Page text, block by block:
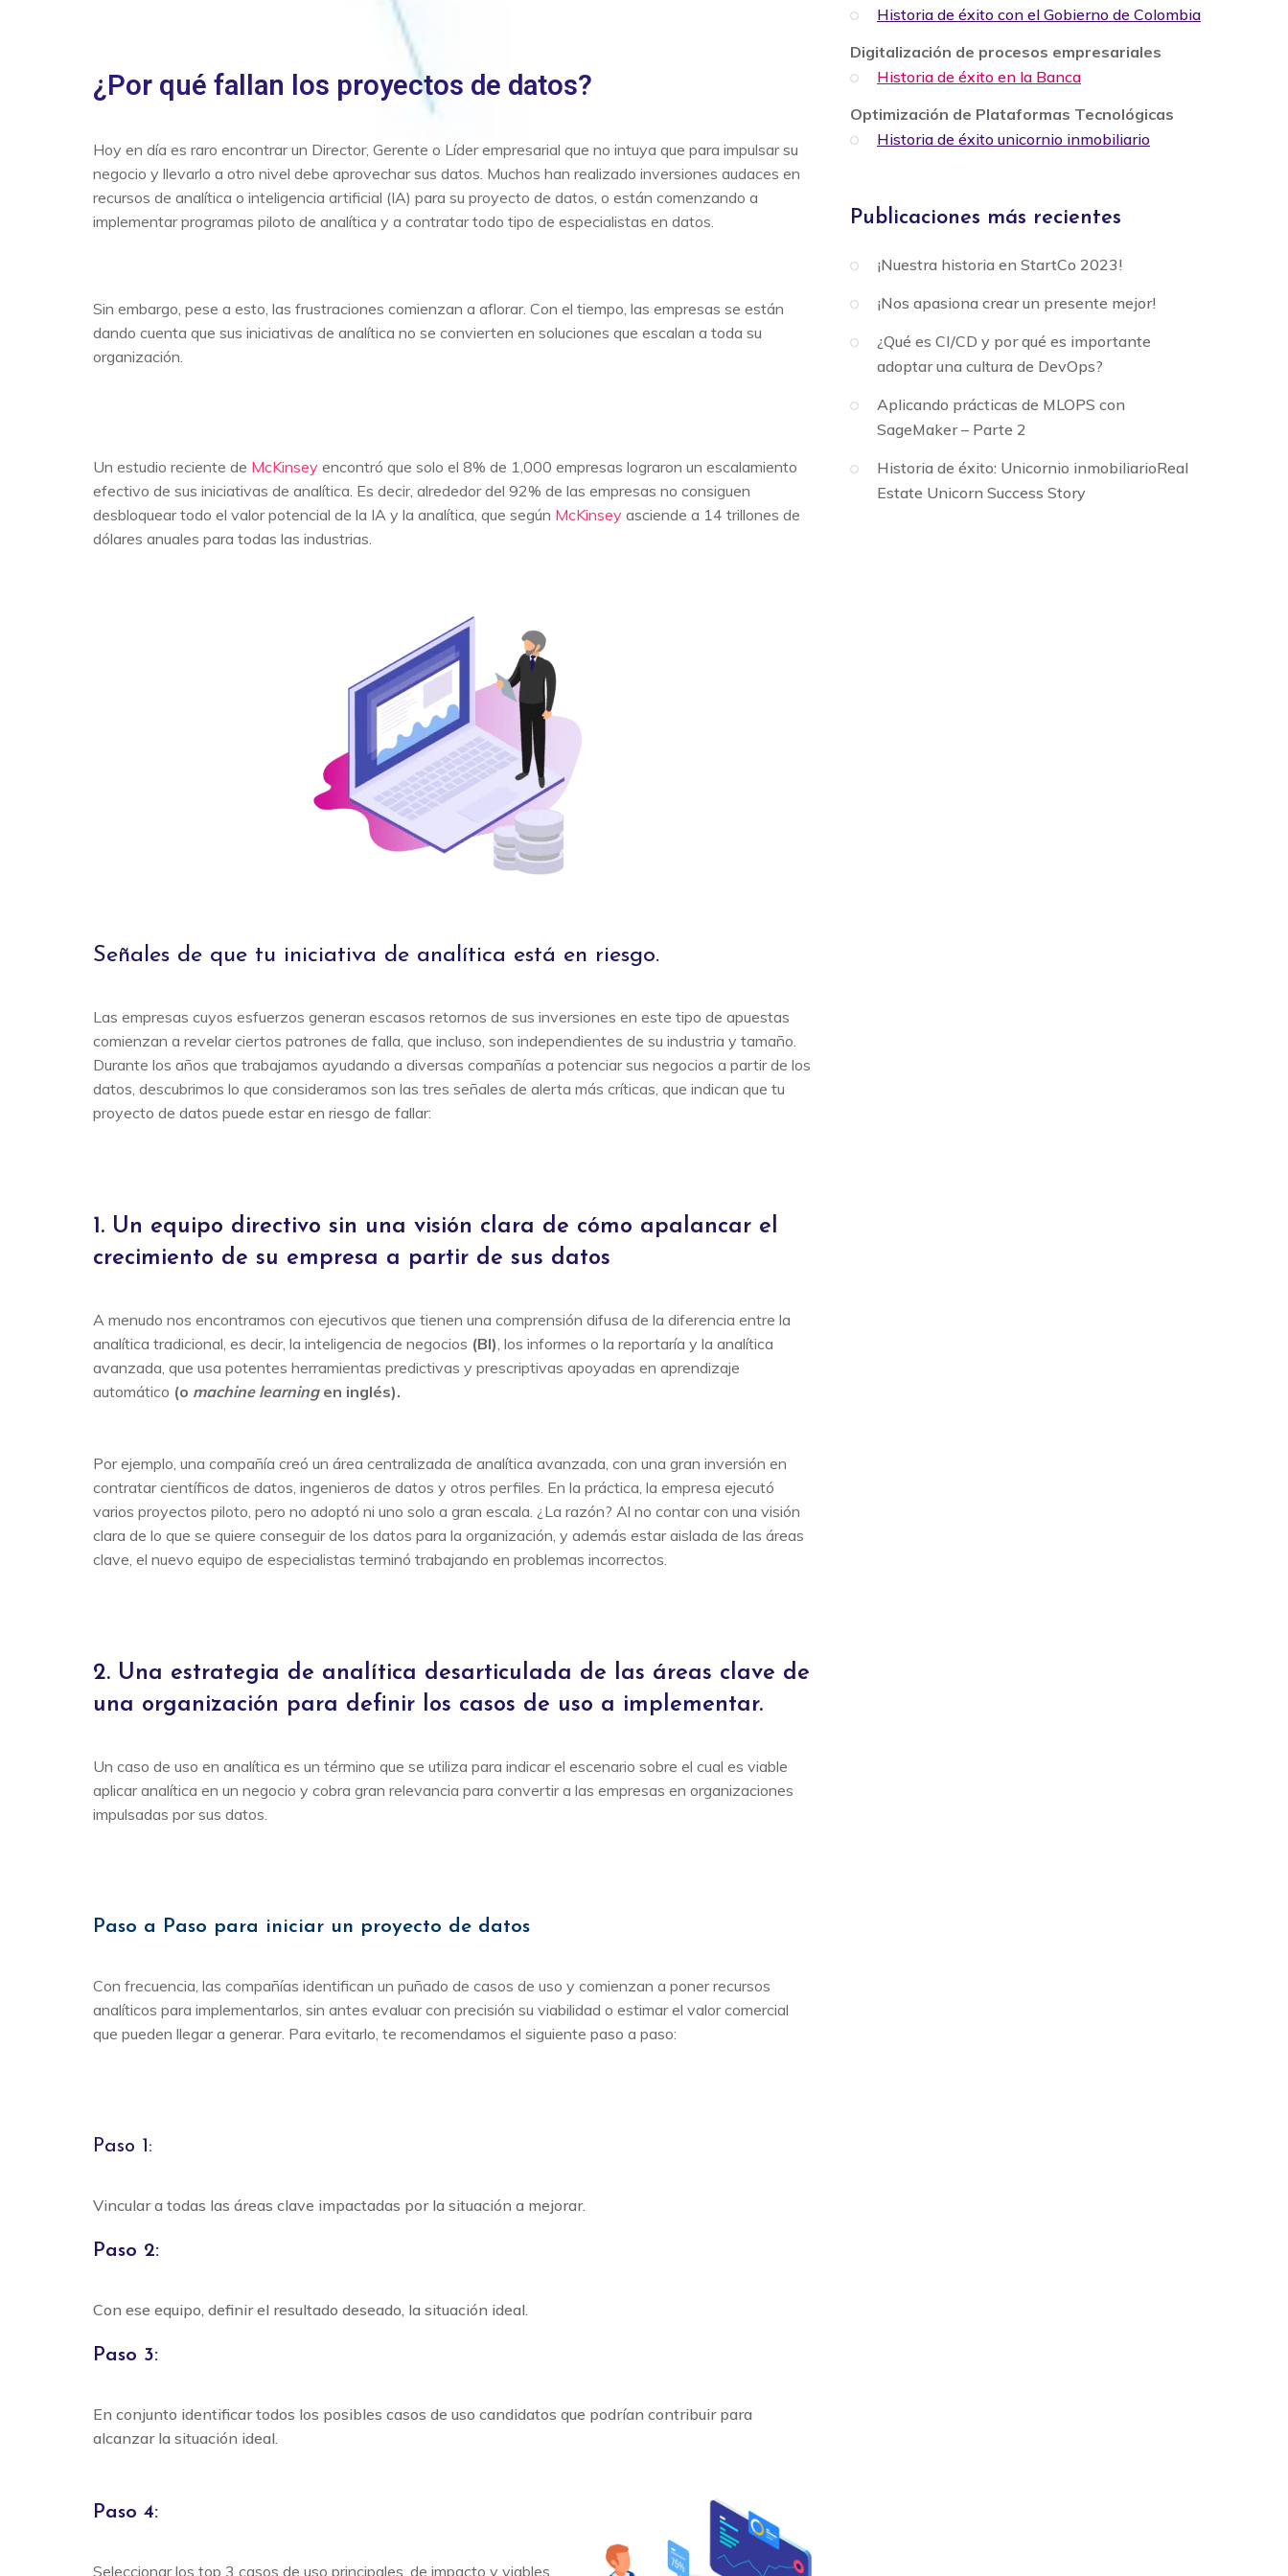
¿Por qué fallan los proyectos de datos?
Hoy en día es raro encontrar un Director, Gerente o Líder empresarial que no intuya que para impulsar su
negocio y llevarlo a otro nivel debe aprovechar sus datos. Muchos han realizado inversiones audaces en
recursos de analítica o inteligencia artificial (IA) para su proyecto de datos, o están comenzando a
implementar programas piloto de analítica y a contratar todo tipo de especialistas en datos.
Sin embargo, pese a esto, las frustraciones comienzan a aflorar. Con el tiempo, las empresas se están
dando cuenta que sus iniciativas de analítica no se convierten en soluciones que escalan a toda su
organización.
Un estudio reciente de McKinsey encontró que solo el 8% de 1,000 empresas lograron un escalamiento
efectivo de sus iniciativas de analítica. Es decir, alrededor del 92% de las empresas no consiguen
desbloquear todo el valor potencial de la IA y la analítica, que según McKinsey asciende a 14 trillones de
dólares anuales para todas las industrias.
Señales de que tu iniciativa de analítica está en riesgo.
Las empresas cuyos esfuerzos generan escasos retornos de sus inversiones en este tipo de apuestas
comienzan a revelar ciertos patrones de falla, que incluso, son independientes de su industria y tamaño.
Durante los años que trabajamos ayudando a diversas compañías a potenciar sus negocios a partir de los
datos, descubrimos lo que consideramos son las tres señales de alerta más críticas, que indican que tu
proyecto de datos puede estar en riesgo de fallar:
1. Un equipo directivo sin una visión clara de cómo apalancar el
crecimiento de su empresa a partir de sus datos
A menudo nos encontramos con ejecutivos que tienen una comprensión difusa de la diferencia entre la
analítica tradicional, es decir, la inteligencia de negocios (BI) , los informes o la reportaría y la analítica
avanzada, que usa potentes herramientas predictivas y prescriptivas apoyadas en aprendizaje
automático (o machine learningen inglés).
Por ejemplo, una compañía creó un área centralizada de analítica avanzada, con una gran inversión en
contratar científicos de datos, ingenieros de datos y otros perfiles. En la práctica, la empresa ejecutó
varios proyectos piloto, pero no adoptó ni uno solo a gran escala. ¿La razón? Al no contar con una visión
clara de lo que se quiere conseguir de los datos para la organización, y además estar aislada de las áreas
clave, el nuevo equipo de especialistas terminó trabajando en problemas incorrectos.
2. Una estrategia de analítica desarticulada de las áreas clave de
una organización para definir los casos de uso a implementar.
Un caso de uso en analítica es un término que se utiliza para indicar el escenario sobre el cual es viable
aplicar analítica en un negocio y cobra gran relevancia para convertir a las empresas en organizaciones
impulsadas por sus datos.
Paso a Paso para iniciar un proyecto de datos
Con frecuencia, las compañías identifican un puñado de casos de uso y comienzan a poner recursos
analíticos para implementarlos, sin antes evaluar con precisión su viabilidad o estimar el valor comercial
que pueden llegar a generar. Para evitarlo, te recomendamos el siguiente paso a paso:
Paso 1:
Vincular a todas las áreas clave impactadas por la situación a mejorar.
Paso 2:
Con ese equipo, definir el resultado deseado, la situación ideal.
Paso 3:
En conjunto identificar todos los posibles casos de uso candidatos que podrían contribuir para
alcanzar la situación ideal.
Paso 4:
Seleccionar los top 3 casos de uso principales, de impacto y viables
Historia de éxito con el Gobierno de Colombia
Digitalización de procesos empresariales
Historia de éxito en la Banca
Optimización de Plataformas Tecnológicas
Historia de éxito unicornio inmobiliario
Publicaciones más recientes
¡Nuestra historia en StartCo 2023!
¡Nos apasiona crear un presente mejor!
¿Qué es CI/CD y por qué es importante
adoptar una cultura de DevOps?
Aplicando prácticas de MLOPS con
SageMaker – Parte 2
Historia de éxito: Unicornio inmobiliarioReal
Estate Unicorn Success Story